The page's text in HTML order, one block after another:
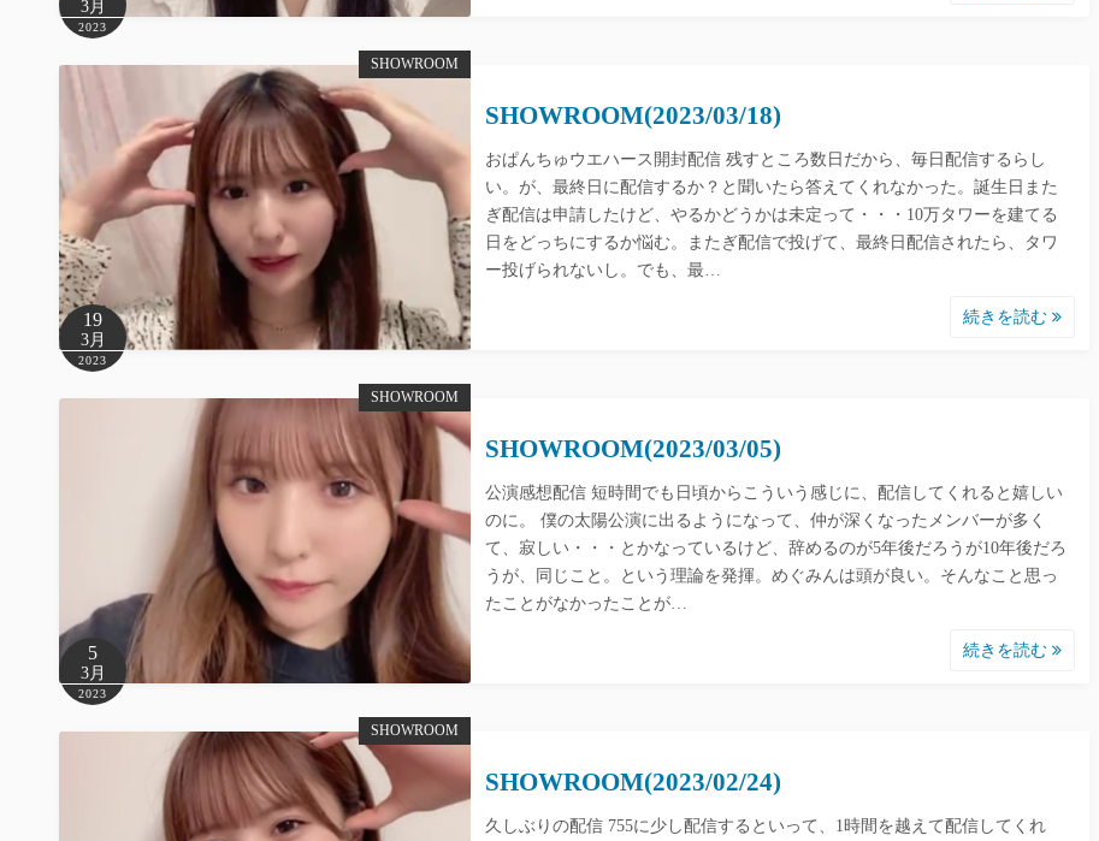
3月
2023
SHOWROOM
19
3月
2023
SHOWROOM(2023/03/18)
おぱんちゅウエハース開封配信 残すところ数日だから、毎日配信するらし
い。が、最終日に配信するか？と聞いたら答えてくれなかった。誕生日また
ぎ配信は申請したけど、やるかどうかは未定って・・・10万タワーを建てる
日をどっちにするか悩む。またぎ配信で投げて、最終日配信されたら、タワ
ー投げられないし。でも、最…
続きを読む
SHOWROOM
5
3月
2023
SHOWROOM(2023/03/05)
公演感想配信 短時間でも日頃からこういう感じに、配信してくれると嬉しい
のに。 僕の太陽公演に出るようになって、仲が深くなったメンバーが多く
て、寂しい・・・とかなっているけど、辞めるのが5年後だろうが10年後だろ
うが、同じこと。という理論を発揮。めぐみんは頭が良い。そんなこと思っ
たことがなかったことが…
続きを読む
SHOWROOM
SHOWROOM(2023/02/24)
久しぶりの配信 755に少し配信するといって、1時間を越えて配信してくれ